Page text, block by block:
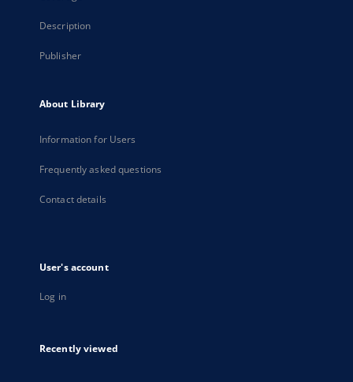
Description
Publisher
About Library
Information for Users
Frequently asked questions
Contact details
User's account
Log in
Recently viewed